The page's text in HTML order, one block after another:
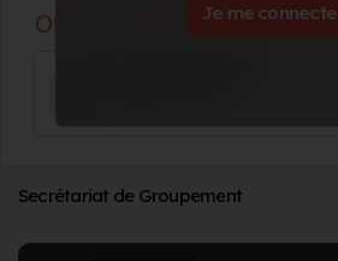
Je me connecte
Secrétariat de Groupement